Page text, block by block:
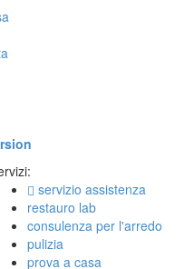
servizio assistenza
restauro lab
consulenza per l'arredo
pulizia
prova a casa